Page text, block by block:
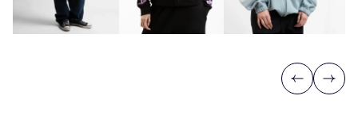
Previous
Next